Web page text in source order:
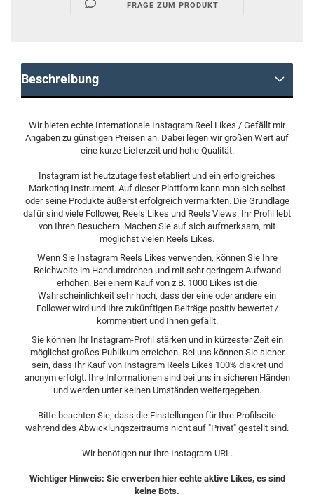
FRAGE ZUM PRODUKT
Beschreibung
Wir bieten echte Internationale Instagram Reel Likes / Gefällt mir
Angaben zu günstigen Preisen an. Dabei legen wir großen Wert auf
eine kurze Lieferzeit und hohe Qualität.
Instagram ist heutzutage fest etabliert und ein erfolgreiches
Marketing Instrument. Auf dieser Plattform kann man sich selbst
oder seine Produkte äußerst erfolgreich vermarkten. Die Grundlage
dafür sind viele Follower, Reels Likes und Reels Views. Ihr Profil lebt
von Ihren Besuchern. Machen Sie auf sich aufmerksam, mit
möglichst vielen Reels Likes.
Wenn Sie Instagram Reels Likes verwenden, können Sie Ihre
Reichweite im Handumdrehen und mit sehr geringem Aufwand
erhöhen. Bei einem Kauf von z.B. 1000 Likes ist die
Wahrscheinlichkeit sehr hoch, dass der eine oder andere ein
Follower wird und Ihre zukünftigen Beiträge positiv bewertet /
kommentiert und Ihnen gefällt.
Sie können Ihr Instagram-Profil stärken und in kürzester Zeit ein
möglichst großes Publikum erreichen. Bei uns können Sie sicher
sein, dass Ihr Kauf von Instagram Reels Likes 100% diskret und
anonym erfolgt. Ihre Informationen sind bei uns in sicheren Händen
und werden unter keinen Umständen weitergegeben.
Bitte beachten Sie, dass die Einstellungen für Ihre Profilseite
während des Abwicklungszeitraums nicht auf "Privat" gestellt sind.
Wir benötigen nur Ihre Instagram-URL.
Wichtiger Hinweis: Sie erwerben hier echte aktive Likes, es sind
keine Bots.